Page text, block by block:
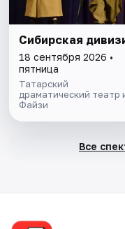
Сибирская
18 сентября 2026 •
пятница
Татарский
драматический театр
Файзи
Все